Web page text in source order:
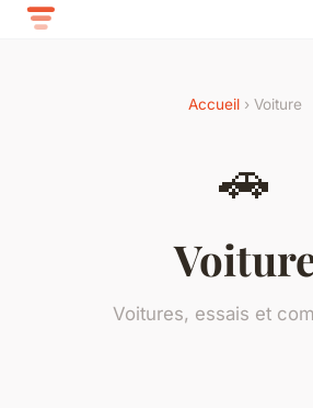
Accueil › Voiture
🚗
Voitures, essais et